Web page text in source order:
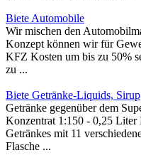
Biete Automobile
Wir mischen den
Konzept können wir für
KFZ Kosten um bis zu 50%
zu ...
Biete Getränke-Liquids, Sirup
Getränke gegenüber dem
Konzentrat 1:150 - 0,25 Liter
Getränkes mit 11
Flasche ...